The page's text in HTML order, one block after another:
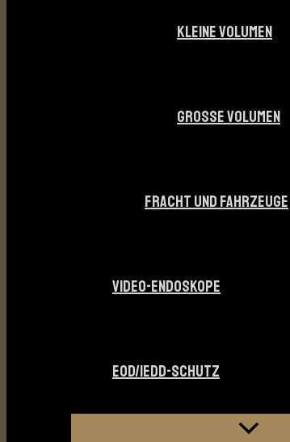
KLEINE VOLUMEN
GROSSE VOLUMEN
FRACHT UND FAHRZEUGE
VIDEO-ENDOSKOPE
EOD/IEDD-SCHUTZ